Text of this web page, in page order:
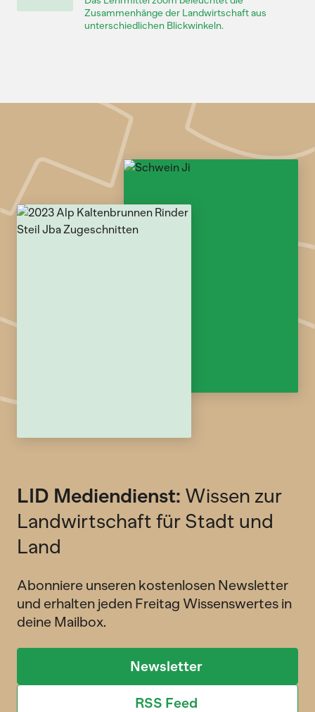
Zusammenhänge der Landwirtschaft aus
unterschiedlichen Blickwinkeln.
LID Mediendienst: Wissen zur
Landwirtschaft für Stadt und
Land
Abonniere unseren kostenlosen Newsletter
und erhalten jeden Freitag Wissenswertes in
deine Mailbox.
Newsletter
RSS Feed